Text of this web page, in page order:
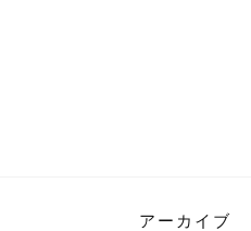
アーカイブ